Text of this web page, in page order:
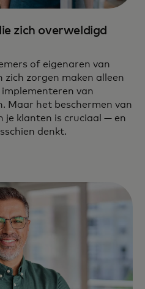
zich overweldigd
of eigenaren van
zich zorgen maken alleen
van
Maar het beschermen van
je klanten is cruciaal — en
denkt.